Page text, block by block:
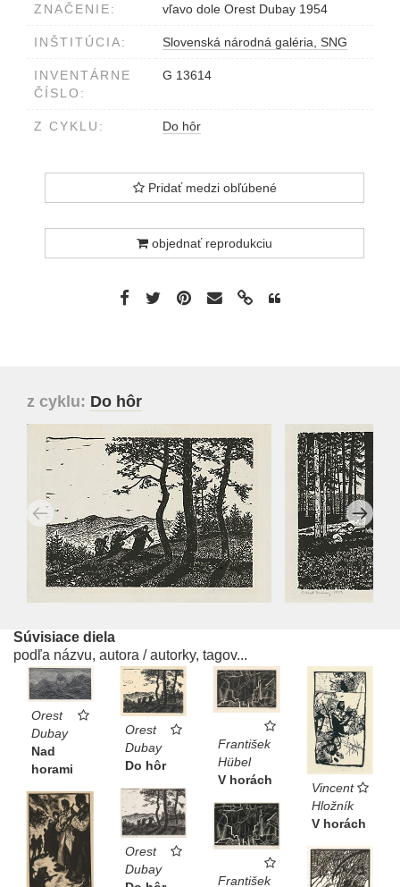
ZNAČENIE: vľavo dole Orest Dubay 1954
INŠTITÚCIA: Slovenská národná galéria, SNG
INVENTÁRNE
ČÍSLO:
G 13614
Z CYKLU: Do hôr
Pridať medzi obľúbené
objednať reprodukciu
z cyklu: Do hôr
Súvisiace diela
podľa názvu, autora / autorky, tagov...
Orest
Dubay
Nad
horami
Orest
Dubay
Do hôr
František
Hübel
V horách
Vincent
Hložník
V horách
Orest
Dubay
František